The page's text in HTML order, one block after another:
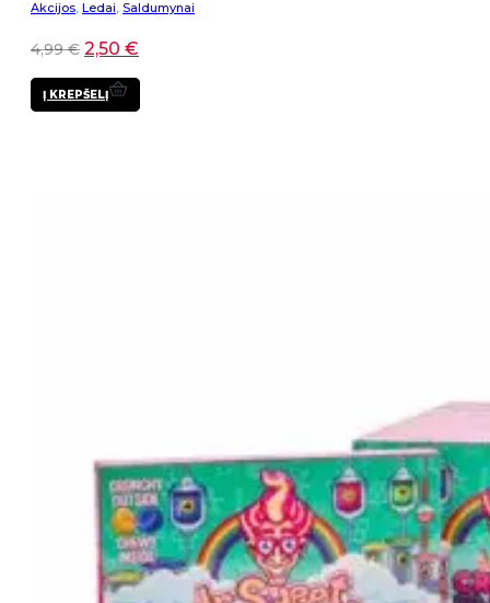
Akcijos, Ledai, Saldumynai
4,99€ 2,50 €
Į KREPŠELĮ